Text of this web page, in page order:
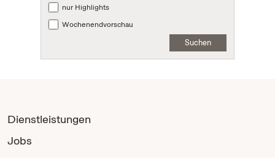
nur Highlights
Wochenendvorschau
Suchen
Dienstleistungen
Jobs